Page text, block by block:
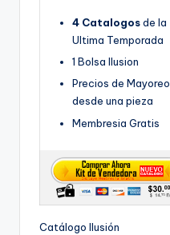
4 Catalogosde la
Ultima Temporada
1 Bolsa Ilusion
Precios de Mayoreo
desde una pieza
Membresia Gratis
Catálogo Ilusión